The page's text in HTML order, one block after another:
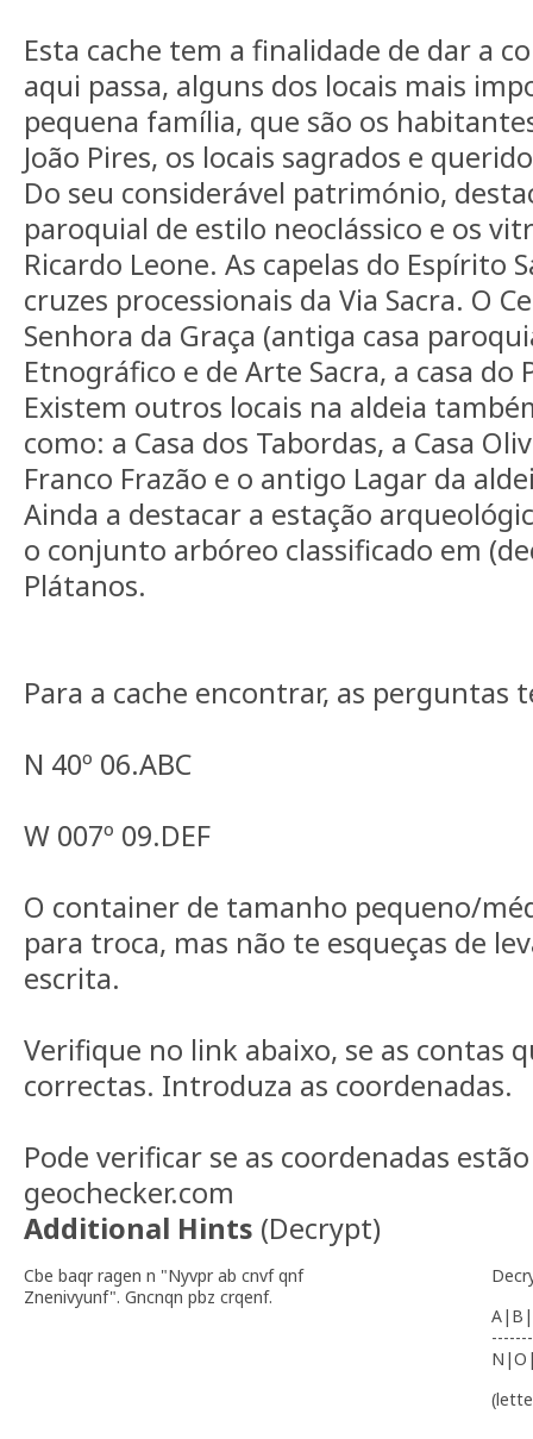
Esta cache tem a finalidade de dar a
aqui passa, alguns dos locais mais
pequena família, que são os
João Pires, os locais sagrados e
Do seu considerável património,
paroquial de estilo neoclássico e os
Ricardo Leone. As capelas do Espírito
cruzes processionais da Via Sacra. O
Senhora da Graça (antiga casa
Etnográfico e de Arte Sacra, a casa do
Existem outros locais na aldeia
como: a Casa dos Tabordas, a Casa
Franco Frazão e o antigo Lagar da
Ainda a destacar a estação
o conjunto arbóreo classificado em
Plátanos.
Para a cache encontrar, as perguntas
N 40º 06.ABC
W 007º 09.DEF
O container de tamanho pequeno/
para troca, mas não te esqueças de
escrita.
Verifique no link abaixo, se as contas
correctas. Introduza as coordenadas.
Pode verificar se as coordenadas
geochecker.com
Additional Hints (Decrypt)
Cbe baqr ragen n "Nyvpr ab cnvf qnf
Znenivyunf". Gncnqn pbz crqenf.